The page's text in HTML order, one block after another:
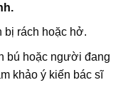
bị rách hoặc hở.
bú hoặc người đang
khảo ý kiến bác sĩ